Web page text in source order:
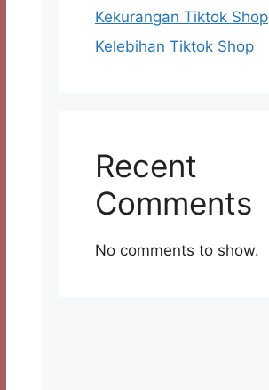
Kekurangan Tiktok Shop
Kelebihan Tiktok Shop
Recent
Comments
No comments to show.